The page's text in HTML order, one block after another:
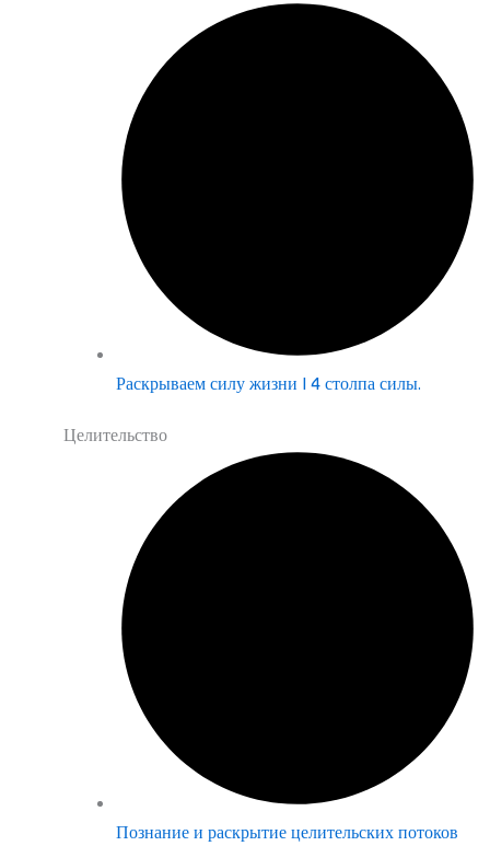
Раскрываем силу жизни | 4 столпа силы.
Целительство
Познание и раскрытие целительских потоков